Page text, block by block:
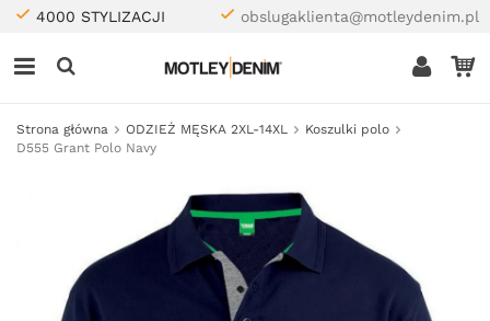
4000 STYLIZACJI obslugaklienta@motleydenim.pl
Strona główna ODZIEŻ MĘSKA 2XL-14XL
Koszulki polo
D555 Grant Polo Navy